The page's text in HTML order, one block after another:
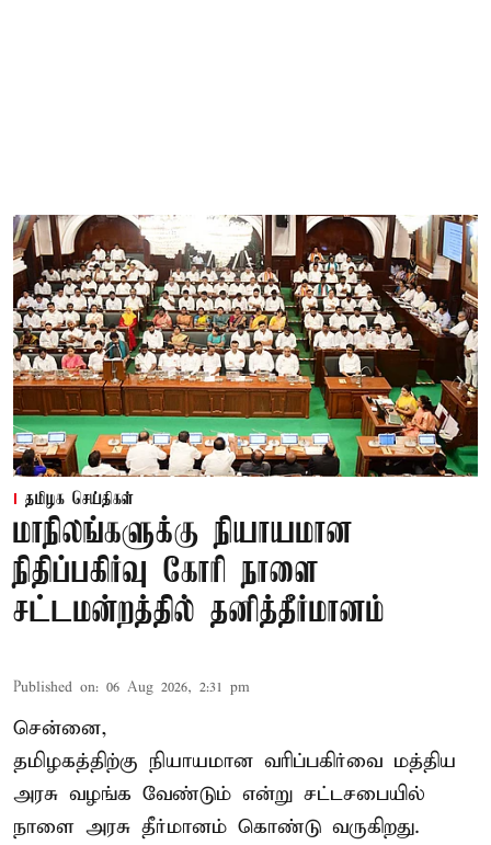
தமிழக செய்திகள்
மாநிலங்களுக்கு நியாயமான
நிதிப்பகிர்வு கோரி நாளை
சட்டமன்றத்தில் தனித்தீர்மானம்
Published on: 06 Aug 2026, 2:31 pm
சென்னை,
தமிழகத்திற்கு நியாயமான வரிப்பகிர்வை மத்திய
அரசு வழங்க வேண்டும் என்று சட்டசபையில்
நாளை அரசு தீர்மானம் கொண்டு வருகிறது.